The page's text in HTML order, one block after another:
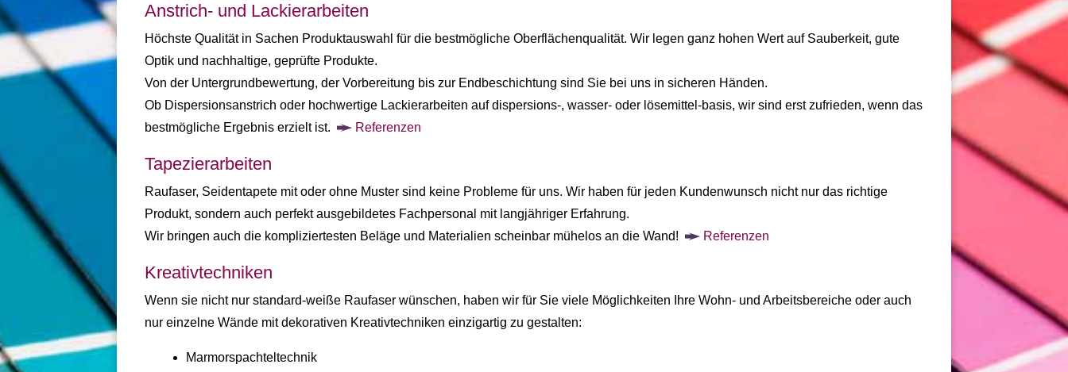
Anstrich- und Lackierarbeiten
Höchste Qualität in Sachen Produktauswahl für die bestmögliche Oberflächenqualität. Wir legen ganz hohen Wert auf Sauberkeit, gute
Optik und nachhaltige, geprüfte Produkte.
Von der Untergrundbewertung, der Vorbereitung bis zur Endbeschichtung sind Sie bei uns in sicheren Händen.
Ob Dispersionsanstrich oder hochwertige Lackierarbeiten auf dispersions-, wasser- oder lösemittel-basis, wir sind erst zufrieden, wenn das
bestmögliche Ergebnis erzielt ist.
Referenzen
Tapezierarbeiten
Raufaser, Seidentapete mit oder ohne Muster sind keine Probleme für uns. Wir haben für jeden Kundenwunsch nicht nur das richtige
Produkt, sondern auch perfekt ausgebildetes Fachpersonal mit langjähriger Erfahrung.
Wir bringen auch die kompliziertesten Beläge und Materialien scheinbar mühelos an die Wand!
Referenzen
Kreativtechniken
Wenn sie nicht nur standard-weiße Raufaser wünschen, haben wir für Sie viele Möglichkeiten Ihre Wohn- und Arbeitsbereiche oder auch
nur einzelne Wände mit dekorativen Kreativtechniken einzigartig zu gestalten:
Marmorspachteltechnik